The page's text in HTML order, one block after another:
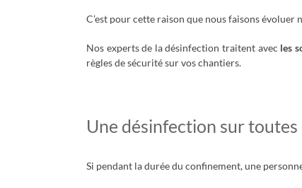
C’est pour cette raison que nous faisons évoluer
Nos experts de la désinfection traitent avec les
règles de sécurité sur vos chantiers.
Une désinfection sur toutes
Si pendant la durée du confinement, une